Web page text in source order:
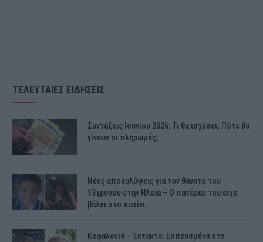
ΤΕΛΕΥΤΑΙΕΣ ΕΙΔΗΣΕΙΣ
Συντάξεις Ιουνίου 2026: Τι θα ισχύσει; Πότε θα
γίνουν οι πληρωμές;
Νέες αποκαλύψεις για τον θάνατο του
13χρονου στην Ηλεία – Ο πατέρας του είχε
βάλει στο πατίνι…
Κεφαλονιά – Έκτακτο: Εσπευσμένα στο